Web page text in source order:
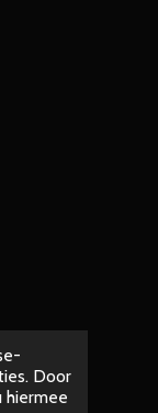
Door
hiermee